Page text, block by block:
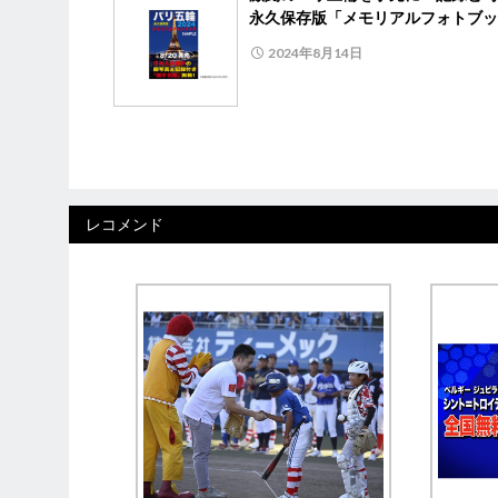
永久保存版「メモリアルフォトブ
2024年8月14日
レコメンド